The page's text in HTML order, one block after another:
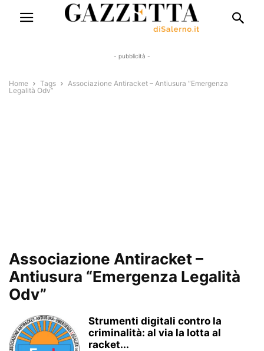
- pubblicità -
Home Tags
Associazione Antiracket – Antiusura “Emergenza
Legalità Odv”
Associazione Antiracket –
Antiusura “Emergenza Legalità
Odv”
Strumenti digitali contro la
criminalità: al via la lotta al
racket...